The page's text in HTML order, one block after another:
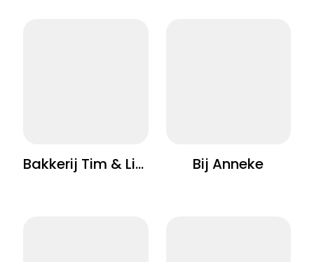
Bakkerij Tim & Lies Bij Anneke